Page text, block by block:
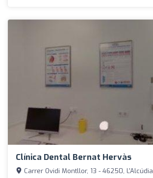
Clínica Dental Bernat Hervàs
Carrer Ovidi Montllor, 13 - 46250, L'Alcúdia